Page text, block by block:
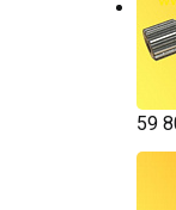
59